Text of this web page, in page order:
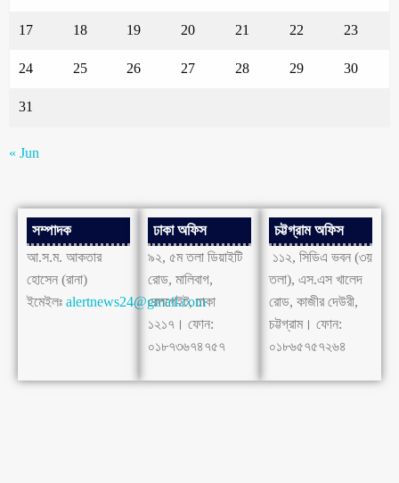
17 18 19 20 21 22 23
24 25 26 27 28 29 30
31
« Jun
সম্পাদক
আ.স.ম. আকতার
হোসেন (রানা)
ইমেইলঃ alertnews24@gmail.com
ঢাকা অফিস
৯২, ৫ম তলা ডিয়াইটি
রোড, মালিবাগ,
রেলগেইট, ঢাকা
১২১৭। ফোন:
০১৮৭৩৬৭৪৭৫৭
চট্টগ্রাম অফিস
১১২, সিডিএ ভবন (৩য়
তলা), এস.এস খালেদ
রোড, কাজীর দেউরী,
চট্টগ্রাম। ফোন:
০১৮৬৫৭৫৭২৬৪